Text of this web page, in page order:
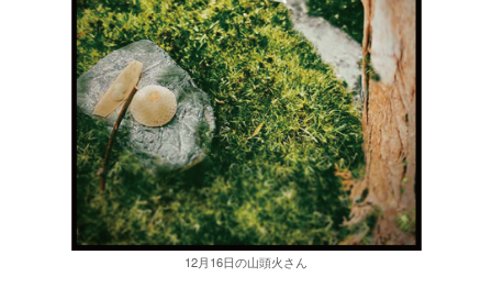
12月16日の山頭火さん